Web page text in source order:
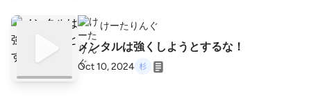
けーたりんぐ
メンタルは強くしようとするな！
Oct 10, 2024